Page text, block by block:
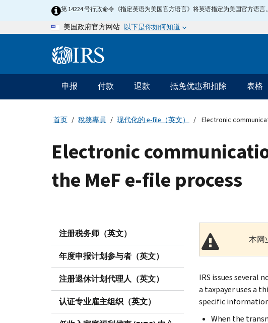
第 14224 号行政命令《指定英语为美国官方语言》将英语指定为美国官方语
美国政府官方网站 以下是你如何知道
Information
主
要
导
申报 付款 退款 抵免优惠和扣除 表格
首页 稅務專員 现代化的 e-file（英文） Electronic
Electronic
the MeF e-file process
注册税务师（英文）
年度申报计划参与者（英文）
注册退休计划代理人（英文）
认证专业雇主组织（英文）
本网
IRS issues several
a taxpayer uses a
specific
When the